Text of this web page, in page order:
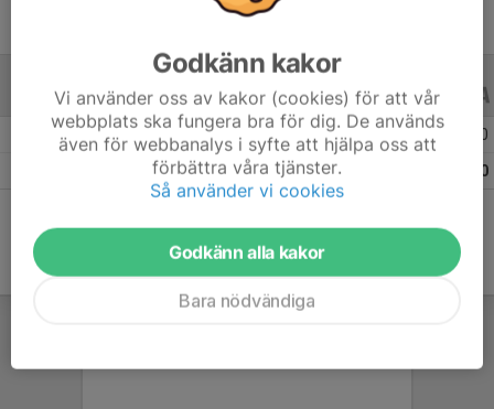
ALLA SERIER ALLA ÅR
Säsongen 25/26 0
0
Godkänn kakor
Vi använder oss av kakor (cookies) för att vår
webbplats ska fungera bra för dig. De används
även för webbanalys i syfte att hjälpa oss att
förbättra våra tjänster.
Så använder vi cookies
Godkänn alla kakor
Bara nödvändiga